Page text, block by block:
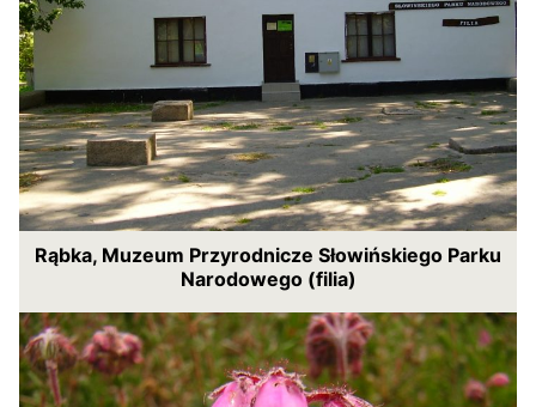
Rąbka, Muzeum Przyrodnicze Słowińskiego Parku
Narodowego (filia)